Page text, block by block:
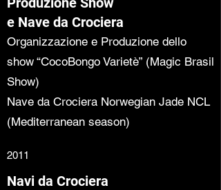
e Nave da Crociera
Organizzazione e Produzione dello
show “CocoBongo Varietè” (Magic Brasil
Show)
Nave da Crociera Norwegian Jade NCL
(Mediterranean season)
2011
Navi da Crociera